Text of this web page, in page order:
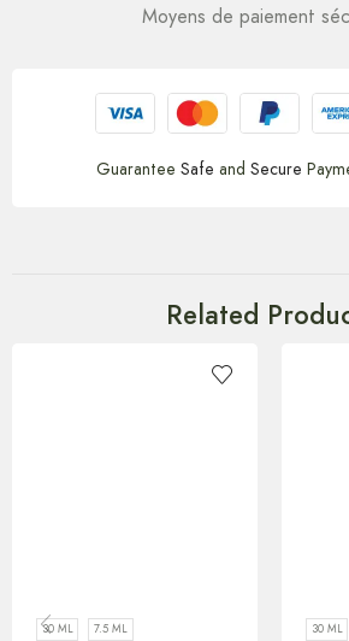
Moyens de paiement
Guarantee Safe and Secure
Related
30 ML 7.5 ML 30 ML